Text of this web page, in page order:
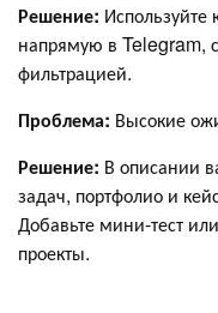
Решение: Используйте
напрямую в Telegram,
фильтрацией.
Проблема: Высокие
Решение: В описании
задач, портфолио и
Добавьте мини-тест
проекты.